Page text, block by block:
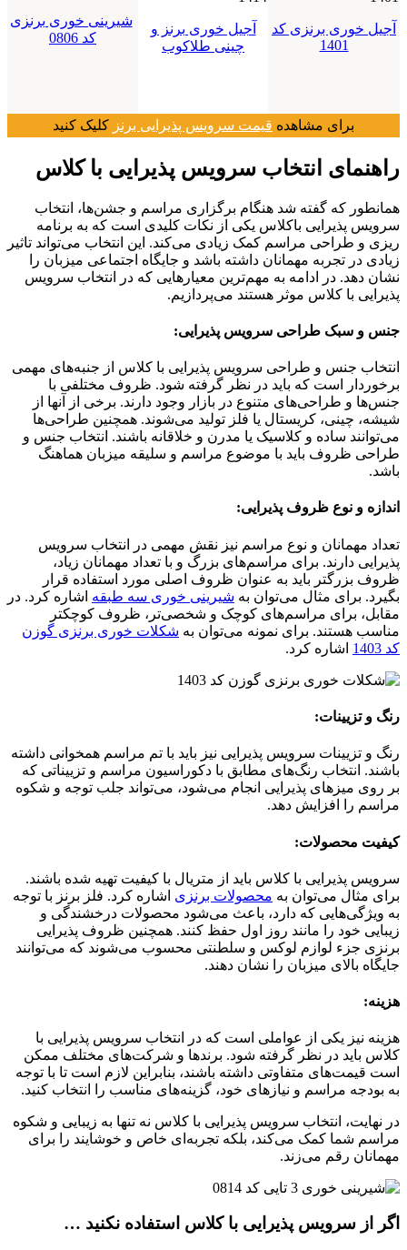
آجیل خوری برنزی کد
1401
آجیل خوری برنز و
چینی طلاکوب
شیرینی خوری برنزی
کد 0806
برای مشاهده قیمت سرویس پذیرایی برنز کلیک کنید
راهنمای انتخاب سرویس پذیرایی با کلاس
همانطور که گفته شد هنگام برگزاری مراسم و جشن‌ها، انتخاب
سرویس پذیرایی باکلاس یکی از نکات کلیدی است که به برنامه
ریزی و طراحی مراسم کمک زیادی می‌کند. این انتخاب می‌تواند تاثیر
زیادی در تجربه مهمانان داشته باشد و جایگاه اجتماعی میزبان را
نشان دهد. در ادامه به مهم‌ترین معیارهایی که در انتخاب سرویس
پذیرایی با کلاس موثر هستند می‌پردازیم.
جنس و سبک طراحی سرویس پذیرایی:
انتخاب جنس و طراحی سرویس پذیرایی با کلاس از جنبه‌های مهمی
برخوردار است که باید در نظر گرفته شود. ظروف مختلفی با
جنس‌ها و طراحی‌های متنوع در بازار وجود دارند. برخی از آنها از
شیشه، چینی، کریستال یا فلز تولید می‌شوند. همچنین طراحی‌ها
می‌توانند ساده و کلاسیک یا مدرن و خلاقانه باشند. انتخاب جنس و
طراحی ظروف باید با موضوع مراسم و سلیقه میزبان هماهنگ
باشد.
اندازه و نوع ظروف پذیرایی:
تعداد مهمانان و نوع مراسم نیز نقش مهمی در انتخاب سرویس
پذیرایی دارند. برای مراسم‌های بزرگ و با تعداد مهمانان زیاد،
ظروف بزرگتر باید به عنوان ظروف اصلی مورد استفاده قرار
بگیرد. برای مثال می‌توان به شیرینی خوری سه طبقه اشاره کرد. در
مقابل، برای مراسم‌های کوچک و شخصی‌تر، ظروف کوچکتر
مناسب هستند. برای نمونه می‌توان به شکلات خوری برنزی گوزن
کد 1403
اشاره کرد.
رنگ و تزیینات:
رنگ و تزیینات سرویس پذیرایی نیز باید با تم مراسم همخوانی داشته
باشند. انتخاب رنگ‌های مطابق با دکوراسیون مراسم و تزییناتی که
بر روی میزهای پذیرایی انجام می‌شود، می‌تواند جلب توجه و شکوه
مراسم را افزایش دهد.
کیفیت محصولات:
سرویس پذیرایی با کلاس باید از متریال با کیفیت تهیه شده باشند.
برای مثال می‌توان به محصولات برنزی اشاره کرد. فلز برنز با توجه
به ویژگی‌هایی که دارد، باعث می‌شود محصولات درخشندگی و
زیبایی خود را مانند روز اول حفظ کنند. همچنین ظروف پذیرایی
برنزی جزء لوازم لوکس و سلطنتی محسوب می‌شوند که می‌توانند
جایگاه بالای میزبان را نشان دهند.
هزینه:
هزینه نیز یکی از عواملی است که در انتخاب سرویس پذیرایی با
کلاس باید در نظر گرفته شود. برندها و شرکت‌های مختلف ممکن
است قیمت‌های متفاوتی داشته باشند، بنابراین لازم است تا با توجه
به بودجه مراسم و نیازهای خود، گزینه‌های مناسب را انتخاب کنید.
در نهایت، انتخاب سرویس پذیرایی با کلاس نه تنها به زیبایی و شکوه
مراسم شما کمک می‌کند، بلکه تجربه‌ای خاص و خوشایند را برای
مهمانان رقم می‌زند.
اگر از سرویس پذیرایی با کلاس استفاده نکنید …